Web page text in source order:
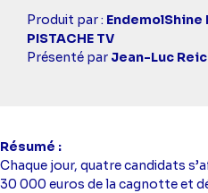
Casting
simba
Produit par :
PISTACHE TV
Présenté par Jean-Luc
Résumé
Chaque jour, quatre candidats
30 000 euros de la cagnotte et